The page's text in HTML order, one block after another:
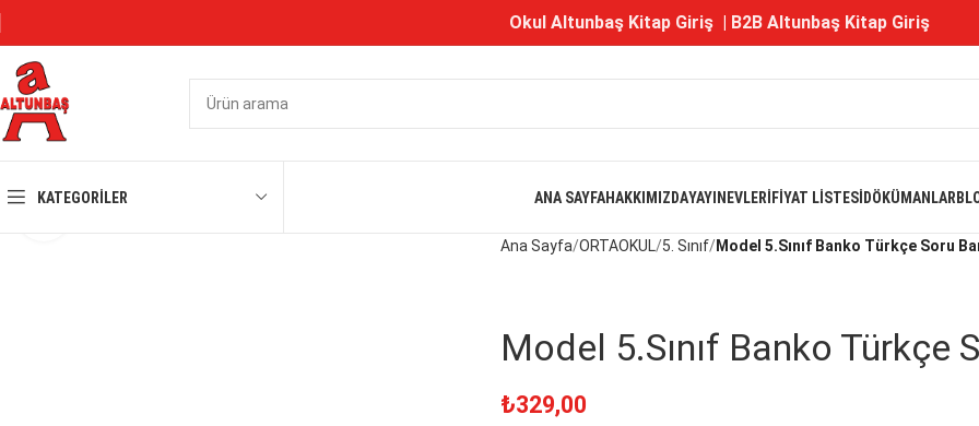
Okul Altunbaş Kitap Giriş| B2B Altunbaş Kitap Giriş
KATEGORILER ANA SAYFAHAKKIMIZDAYAYINEVLERIFIYAT LISTESIDÖKÜMANLAR
Ana Sayfa ORTAOKUL 5. Sınıf Model 5.Sınıf Banko Türkçe Soru
Model 5.Sınıf Banko Türkçe
₺329,00